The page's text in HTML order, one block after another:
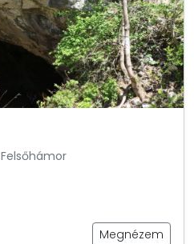
Felsőhámor
Megnézem